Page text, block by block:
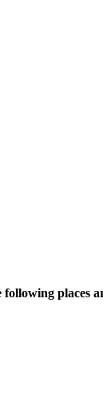
following places